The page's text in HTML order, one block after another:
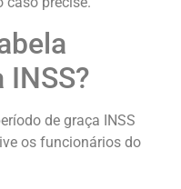
INSS?
de graça INSS
os funcionários do